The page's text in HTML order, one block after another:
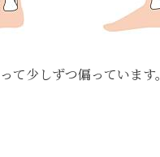
て少しずつ偏っています。